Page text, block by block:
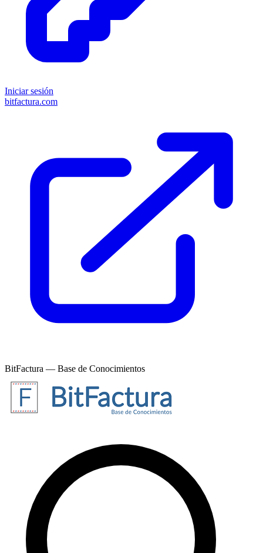
Iniciar sesión
bitfactura.com
BitFactura — Base de Conocimientos